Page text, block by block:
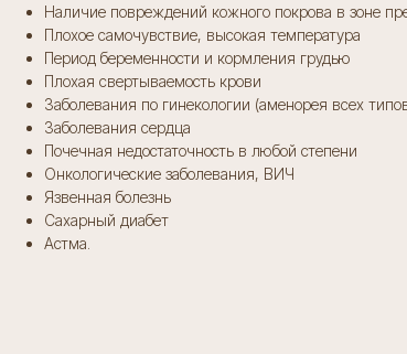
Наличие повреждений кожного покрова в зоне
Плохое самочувствие, высокая температура
Период беременности и кормления грудью
Плохая свертываемость крови
Заболевания по гинекологии (аменорея всех
Заболевания сердца
Почечная недостаточность в любой степени
Онкологические заболевания, ВИЧ
Язвенная болезнь
Сахарный диабет
Астма.